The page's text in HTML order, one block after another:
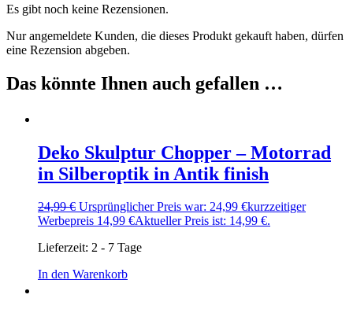
Es gibt noch keine Rezensionen.
Nur angemeldete Kunden, die dieses Produkt gekauft haben, dürfen
eine Rezension abgeben.
Das könnte Ihnen auch gefallen …
Deko Skulptur Chopper – Motorrad
in Silberoptik in Antik finish
24,99€ Ursprünglicher Preis war: 24,99 €kurzzeitiger
Werbepreis 14,99 €Aktueller Preis ist: 14,99 €.
Lieferzeit: 2 - 7 Tage
In den Warenkorb